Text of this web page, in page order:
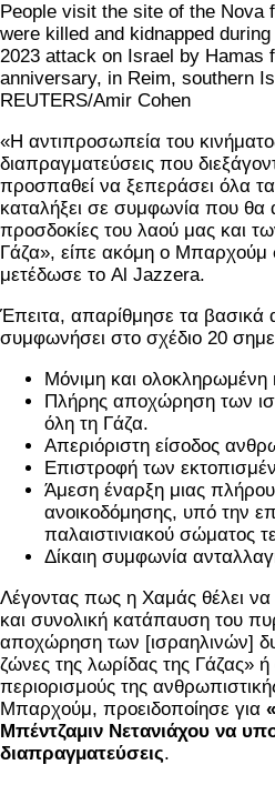
People visit the site of the Nova
were killed and kidnapped
2023 attack on Israel by Hamas
anniversary, in Reim, southern
REUTERS/Amir Cohen
«Η αντιπροσωπεία του
διαπραγματεύσεις που
προσπαθεί να ξεπεράσει όλα
καταλήξει σε συμφωνία που θα
προσδοκίες του λαού μας και
Γάζα», είπε ακόμη ο Μπαρχούμ
μετέδωσε το Al Jazzera.
Έπειτα, απαρίθμησε τα βασικά
συμφωνήσει στο σχέδιο 20
Μόνιμη και
Πλήρης αποχώρηση των
όλη τη Γάζα.
Απεριόριστη είσοδος
Επιστροφή των
Άμεση έναρξη μιας
ανοικοδόμησης, υπό την
παλαιστινιακού σώματος
Δίκαιη συμφωνία
Λέγοντας πως η Χαμάς θέλει να
και συνολική κατάπαυση του
αποχώρηση των [ισραηλινών]
ζώνες της λωρίδας της Γάζας»
περιορισμούς της
Μπαρχούμ, προειδοποίησε για
Μπέντζαμιν Νετανιάχου να
διαπραγματεύσεις.